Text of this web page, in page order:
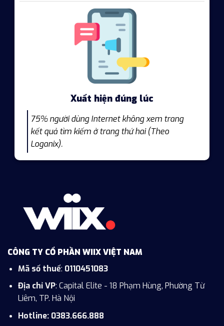
Xuất hiện đúng lúc
75% người dùng Internet không xem trang
kết quả tìm kiếm ở trang thứ hai (Theo
Loganix).
CÔNG TY CỔ PHẦN WIIX VIỆT NAM
Mã số thuế: 0110451083
Địa chỉ VP: Capital Elite - 18 Phạm Hùng, Phường Từ
Liêm, TP. Hà Nội
Hotline: 0383.666.888